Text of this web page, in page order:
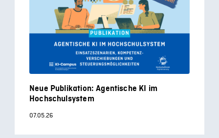
Neue Publikation: Agentische KI im
Hochschulsystem
07.05.26